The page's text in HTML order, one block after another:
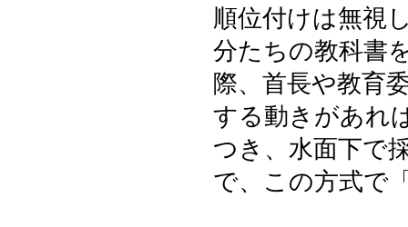
順位付けは無視
分たちの教科書
際、首長や教育
する動きがあれ
つき、水面下で
で、この方式で